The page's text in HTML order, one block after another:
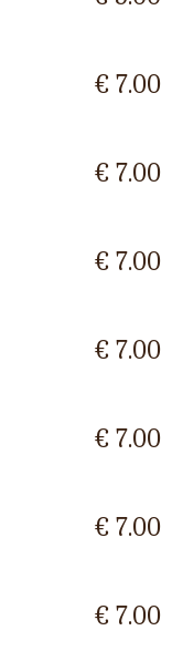
€ 7.00
€ 7.00
€ 7.00
€ 7.00
€ 7.00
€ 7.00
€ 7.00